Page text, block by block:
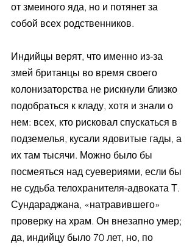
от змеиного яда, но и потянет за
собой всех родственников.
Индийцы верят, что именно из-за
змей британцы во время своего
колонизаторства не рискнули близко
подобраться к кладу, хотя и знали о
нем: всех, кто рисковал спускаться в
подземелья, кусали ядовитые гады, а
их там тысячи. Можно было бы
посмеяться над суевериями, если бы
не судьба телохранителя-адвоката Т.
Сундараджана, «натравившего»
проверку на храм. Он внезапно умер;
да, индийцу было 70 лет, но, по